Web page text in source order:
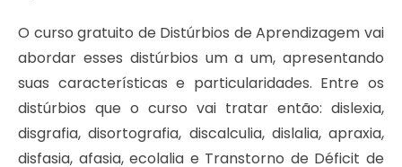
O curso gratuito de Distúrbios de Aprendizagem vai
abordar esses distúrbios um a um, apresentando
suas características e particularidades. Entre os
distúrbios que o curso vai tratar então: dislexia,
disgrafia, disortografia, discalculia, dislalia, apraxia,
disfasia, afasia, ecolalia e Transtorno de Déficit de